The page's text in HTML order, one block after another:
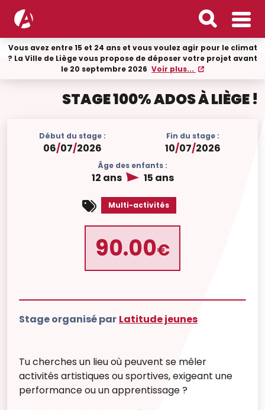
Vous avez entre 15 et 24 ans et vous voulez agir pour le climat
? La Ville de Liège vous propose de déposer votre projet avant
le 20 septembre 2026 Voir plus...
STAGE 100% ADOS À LIÈGE !
Début du stage :
06/07/2026
Fin du stage :
10/07/2026
Âge des enfants :
12 ans 15 ans
Multi-activités
90.00€
Stage organisé par Latitude jeunes
Tu cherches un lieu où peuvent se mêler
activités artistiques ou sportives, exigeant une
performance ou un apprentissage ?